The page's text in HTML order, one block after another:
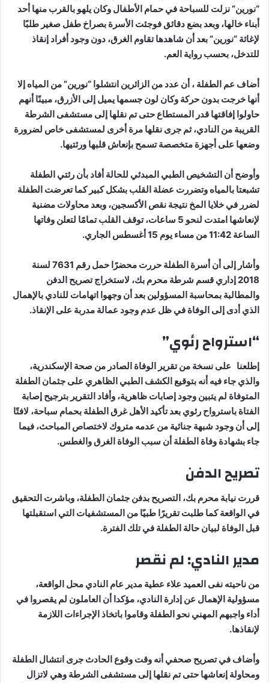
“نورين” نزلت للسباحة في حمام الأطفال وكان يلهو بالقرب منها أحد
أبناء خالها، وبعد بضع دقائق فوجئت الأسرة بصراخ طفل صغير طلبًا
لإغاثة “نورين” بعد أن شاهدها تقاوم الغرق، دون وجود أفراد إنقاذ
للتدخل، بحسب رواية العم.
أضاف عم الطفلة ، أن عدد من الزائرين انتشلوا “نورين” من المياه إلا
أنها خرجت بدون حركة وكان لون جسمها يميل إلى الأزرق، مبينًا أنهم
حاولوا إفاقتها قدر المستطاع حتى تم نقلها إلى مستشفى الشرطة
القريبة من النادي، ثم جرى نقلها مرة أخرى لمستشفى خاص لضرورة
وضعها على أجهزة متخصصة تسمح بإنعاش قلبها ورئتيها.
وأوضح أن التشخيص الطبي المبدئي للحالة أفاد بأن رئتي الطفلة
تشبعتا بالمياه وتضررت عضلة القلب بشكل كبير كما تعرضت الطفلة
لضرر في خلايا المخ نتيجة نقص الأكسجين، وبعد محاولات مضنية
لإنعاشها امتدت لنحو 5 ساعات، توقف القلب تمامًا لتعلن وفاتها
الساعة 11:42 من مساء يوم 15 أغسطس الجاري.
وأشار إلى أن أسرة الطفلة حررت محضرًا حمل رقم 7631 لسنة
2018 إداري قسم شرطة محرم بك، لاستخراج تصريح الدفن
والمطالبة بمحاسبة المسؤولين بعد أن وجهوا اتهامات للنادي بالإهمال
الذي أدى إلى الوفاة في ظل عدم وجود عمالة مدربة على الإنقاذ.
“استرواح رئوي”
إطلعنا على نسخة من تقرير الوفاة الصادر من صحة الإسكندرية،
والذي جاء فيه أنه بتوقيع الكشف الطبي الظاهري على جثمان الطفلة
المتوفاة لم يتبين وجود إصابات ظاهرية، وأفاد التقرير بترجيح إصابة
الفتاة باسترواح رئوي بعد تأكيد الأهل غرق الطفلة بحمام سباحة، لافتًا
إلى أن وجود شبهة جنائية من عدمه متروك لاختصاص المباحث، فيما
جاء بشهادة وفاة الطفلة أن سبب الوفاة الغرق والغطس.
تصريح الدفن
قررت نيابة محرم بك، التصريح بدفن جثمان الطفلة، وباشرت التحقيق
في الواقعة كما طلبت تقريرًا طبيًا من المستشفيات التي استقبلتها
قبل الوفاة لبيان حالة الطفلة في تلك الفترة.
مدير النادي: لم نقصر
من ناحيته نفى العميد علاء عطية مدير عام النادي محل الواقعة،
مسؤولية الإهمال عن إدارة النادي، مؤكدا أن العاملون لم يقصروا في
أداء واجبهم المهني نحو الطفلة وقاموا باتخاذ الإجراءات اللازمة
لإنقاذها.
وأضاف في تصريح صحفي أنه وقت وقوع الحادث جرى انتشال الطفلة
ومحاولة إنعاشها حتى تم نقلها إلى مستشفى الشرطة وهي لاتزال